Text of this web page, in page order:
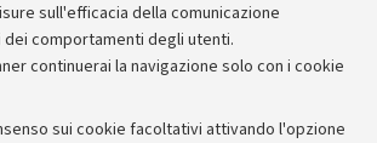
sull'efficacia della comunicazione
comportamenti degli utenti.
continuerai la navigazione solo con i cookie
sui cookie facoltativi attivando l'opzione
Archivio